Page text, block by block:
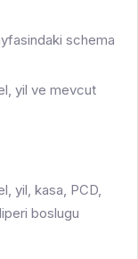
schema
yil ve mevcut
yil, kasa, PCD,
boslugu